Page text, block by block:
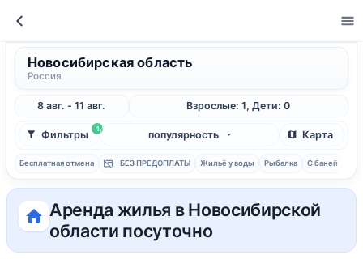
Новосибирская область
Россия
8 авг. - 11 авг. Взрослые: 1, Дети: 0
1
Фильтры популярность Карта
Бесплатная отмена БЕЗ ПРЕДОПЛАТЫ Жильё у воды Рыбалка С баней
Аренда жилья в Новосибирской
области посуточно